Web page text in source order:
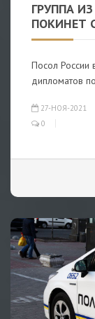
ГРУППА
ПОКИНЕТ
Посол России
дипломатов
27-НОЯ-2021
0